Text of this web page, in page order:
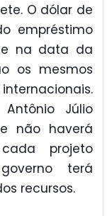
O dólar de
empréstimo
na data da
os mesmos
Júlio
não haverá
projeto
terá
recursos.